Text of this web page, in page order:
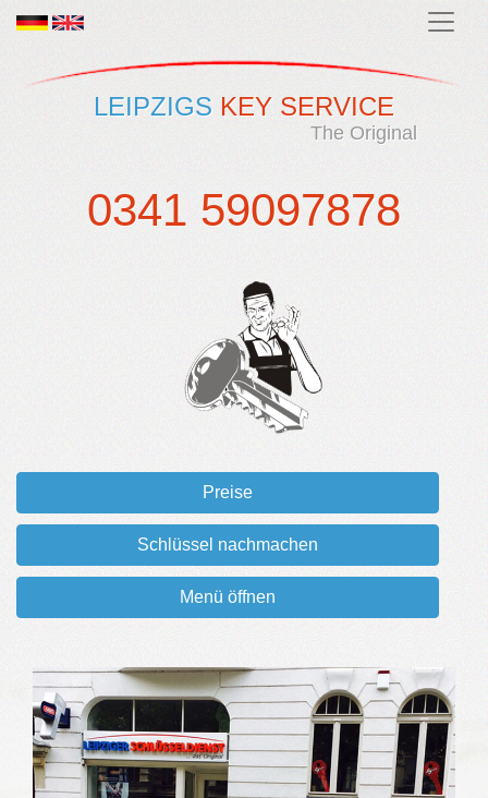
LEIPZIGS KEY SERVICE
The Original
0341 59097878
Preise
Schlüssel nachmachen
Menü öffnen